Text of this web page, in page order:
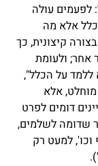
לפעמים עולה
אלא מה
קיצונית, כך
אחר; ולעומת
על הכלל",
אלא
דומים לפרט
שדומה לשלמים,
וכו', למעט רק